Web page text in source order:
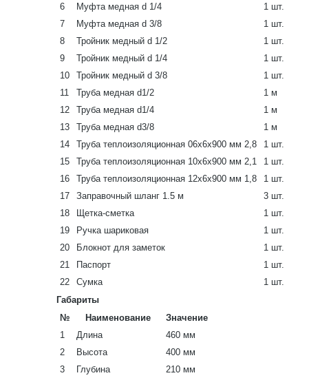
6
Муфта медная d 1/4
1 шт.
7
Муфта медная d 3/8
1 шт.
8
Тройник медный d 1/2
1 шт.
9
Тройник медный d 1/4
1 шт.
10
Тройник медный d 3/8
1 шт.
11
Труба медная d1/2
1 м
12
Труба медная d1/4
1 м
13
Труба медная d3/8
1 м
14
Труба теплоизоляционная 06х6х900 мм 2,8
1 шт.
15
Труба теплоизоляционная 10х6х900 мм 2,1
1 шт.
16
Труба теплоизоляционная 12х6х900 мм 1,8
1 шт.
17
Заправочный шланг 1.5 м
3 шт.
18
Щетка-сметка
1 шт.
19
Ручка шариковая
1 шт.
20
Блокнот для заметок
1 шт.
21
Паспорт
1 шт.
22
Сумка
1 шт.
Габариты
№
Наименование
Значение
1
Длина
460 мм
2
Высота
400 мм
3
Глубина
210 мм